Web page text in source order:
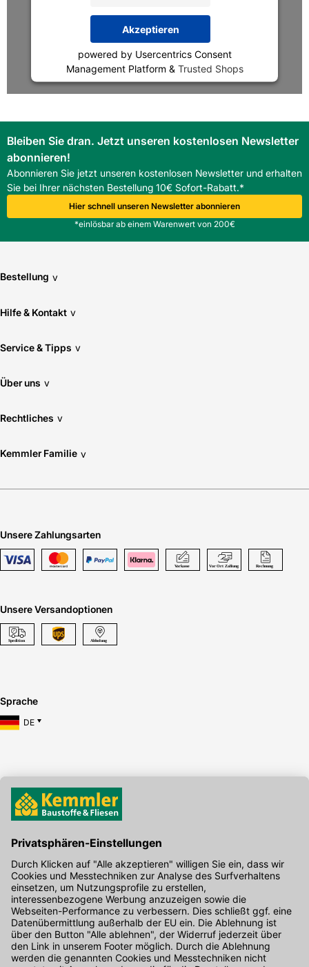
Akzeptieren
powered by Usercentrics Consent
Management Platform & Trusted Shops
Bleiben Sie dran. Jetzt unseren kostenlosen Newsletter
abonnieren!
Abonnieren Sie jetzt unseren kostenlosen Newsletter und erhalten
Sie bei Ihrer nächsten Bestellung 10€ Sofort-Rabatt.*
Hier schnell unseren Newsletter abonnieren
*einlösbar ab einem Warenwert von 200€
Bestellung v
Hilfe & Kontakt v
Service & Tipps v
Über uns v
Rechtliches v
Kemmler Familie v
Unsere Zahlungsarten
Unsere Versandoptionen
Sprache
DE
Hier gibt's die kostenlose App
Kontakt
Unser Onlineshop Team ist montags bis freitags von 08:00 - 17:00
Uhr unter der Telefonnummer07071 / 151-151für Sie erreichbar.
Alternativ können Sie unser Kontaktformular nutzen.